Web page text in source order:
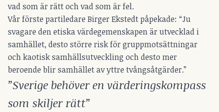
vad som är rätt och vad som är fel.
Vår förste partiledare Birger Ekstedt påpekade: “Ju
svagare den etiska värdegemenskapen är utvecklad i
samhället, desto större risk för gruppmotsättningar
och kaotisk samhällsutveckling och desto mer
beroende blir samhället av yttre tvångsåtgärder.”
”Sverige behöver en värderingskompass
som skiljer rätt”